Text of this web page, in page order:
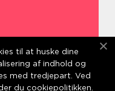
til at huske dine
af indhold og
med tredjepart. Ved
du cookiepolitikken.